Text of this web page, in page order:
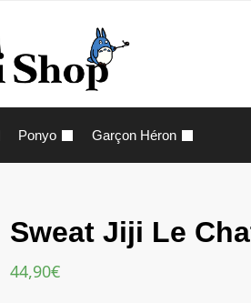
Ponyo Garçon Héron
Sweat Jiji Le
44,90€